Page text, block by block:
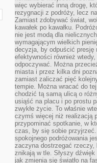
więc wybierać inną drogę,
rezygnacji z podróży, lecz
Zamiast zdobywać świat,
kawałek po kawałku.
nie jest modą dla
wymagającym wielkich
decyzja, by odpuścić presję
efektywności również
odpoczywać. Można
miasta i przez kilka dni
zamiast zaliczać pięć
tempie. Można wracać do
chodzić tą samą ulicą o
usiąść na placu i po prostu
zwykłe życie. To właśnie
czymś więcej niż realizacją
przypominać spotkanie, w
czas, by się sobie
spokojnego podróżowania
zaczyna dostrzegać rzeczy,
znikają w tle. Słyszy
jak zmienia się światło na